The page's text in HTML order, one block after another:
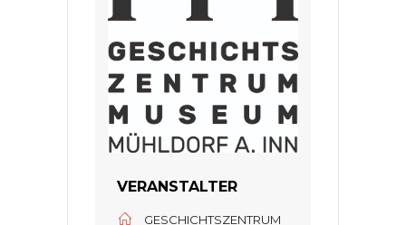
VERANSTALTER
GESCHICHTSZENTRUM